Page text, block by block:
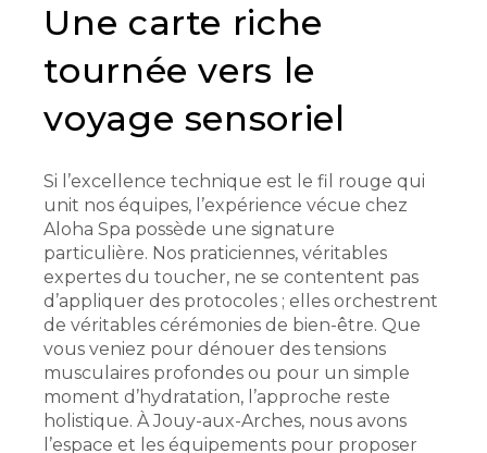
Une carte riche
tournée vers le
voyage sensoriel
Si l’excellence technique est le fil rouge qui
unit nos équipes, l’expérience vécue chez
Aloha Spa possède une signature
particulière. Nos praticiennes, véritables
expertes du toucher, ne se contentent pas
d’appliquer des protocoles ; elles orchestrent
de véritables cérémonies de bien-être. Que
vous veniez pour dénouer des tensions
musculaires profondes ou pour un simple
moment d’hydratation, l’approche reste
holistique. À Jouy-aux-Arches, nous avons
l’espace et les équipements pour proposer